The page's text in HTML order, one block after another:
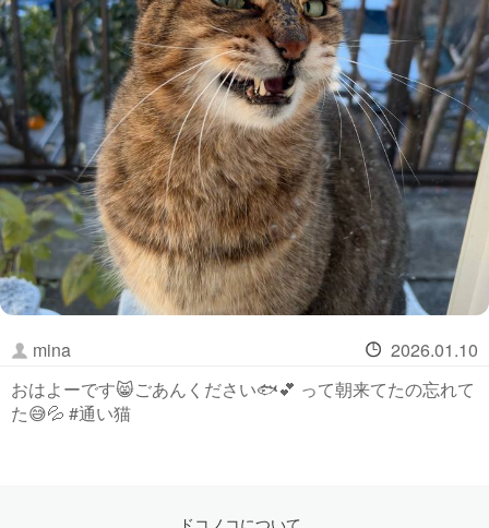
mina
2026.01.10
おはよーです😸ごあんください🐟💕 って朝来てたの忘れて
た😅💦 #通い猫